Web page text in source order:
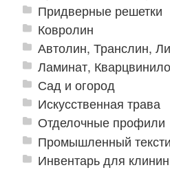
Придверные решетки
Ковролин
Автолин, Транслин,
Ламинат,
Сад и огород
Искусственная трава
Отделочные профили
Промышленный
Инвентарь для